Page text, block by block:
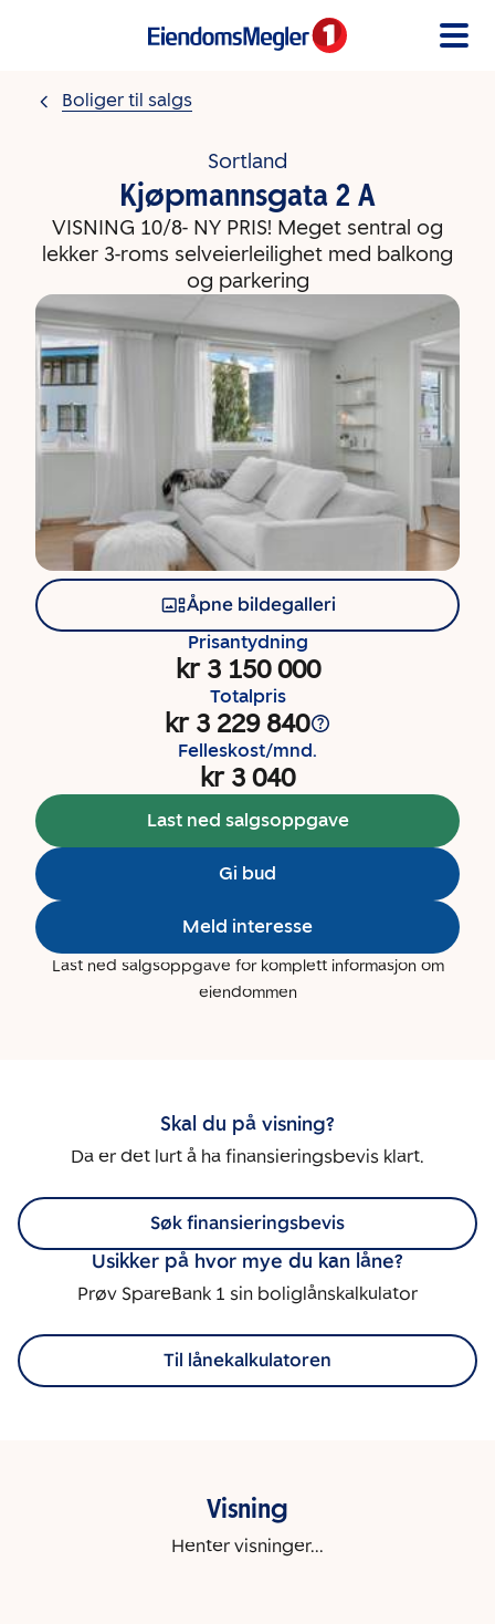
Boliger til salgs
Sortland
Kjøpmannsgata 2 A
VISNING 10/8- NY PRIS! Meget sentral og
lekker 3-roms selveierleilighet med balkong
og parkering
Åpne bildegalleri
Prisantydning
kr 3 150 000
Totalpris
kr 3 229 840
Felleskost/mnd.
kr 3 040
Last ned salgsoppgave
Gi bud
Meld interesse
Last ned salgsoppgave for komplett informasjon om
eiendommen
Skal du på visning?
Da er det lurt å ha finansieringsbevis klart.
Søk finansieringsbevis
Usikker på hvor mye du kan låne?
Prøv SpareBank 1 sin boliglånskalkulator
Til lånekalkulatoren
Visning
Henter visninger...